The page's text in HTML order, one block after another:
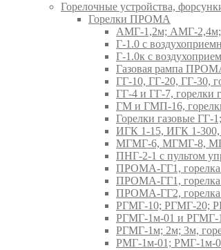
Горелочные устройства,
Горелки ПРОМА
АМГ-1,2м; АМГ-2,4м;
Г-1.0 с
Г-1.0к с
Газовая рампа
ГГ-10, ГГ-20, ГГ-30,
ГГ-4 и ГГ-7,
ГМ и ГМП-16,
Горелки газовые
ИГК 1-15, ИГК 1-
МГМГ-6, МГМГ-8,
ПНГ-2-1 с пультом
ПРОМА-ГГ1,
ПРОМА-ГГ1, горелка
ПРОМА-ГГ2, горелка
РГМГ-10; РГМГ-20;
РГМГ-1м-01 и РГМГ-
РГМГ-1м; 2м; 3м,
РМГ-1м-01; РМГ-1м-